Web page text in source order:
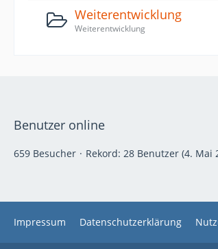
Weiterentwicklung
Weiterentwicklung
Benutzer online
659 Besucher Rekord: 28 Benutzer (4. Mai
Impressum Datenschutzerklärung